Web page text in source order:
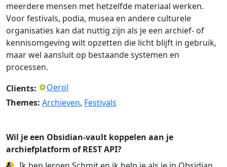
meerdere mensen met hetzelfde materiaal werken.
Voor festivals, podia, musea en andere culturele
organisaties kan dat nuttig zijn als je een archief- of
kennisomgeving wilt opzetten die licht blijft in gebruik,
maar wel aansluit op bestaande systemen en
processen.
Clients:
Oerol
Themes: Archieven, Festivals
Wil je een Obsidian-vault koppelen aan je
archiefplatform of REST API?